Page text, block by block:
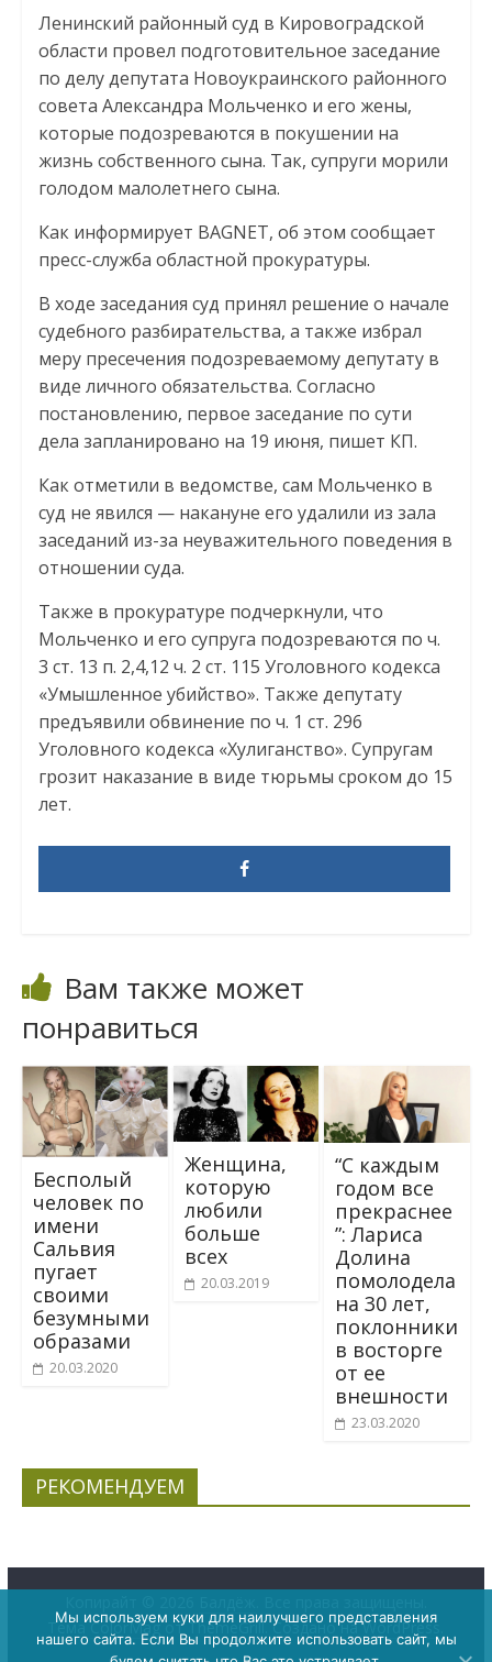
Ленинский районный суд в Кировоградской
области провел подготовительное заседание
по делу депутата Новоукраинского районного
совета Александра Мольченко и его жены,
которые подозреваются в покушении на
жизнь собственного сына. Так, супруги морили
голодом малолетнего сына.
Как информирует BAGNET, об этом сообщает
пресс-служба областной прокуратуры.
В ходе заседания суд принял решение о начале
судебного разбирательства, а также избрал
меру пресечения подозреваемому депутату в
виде личного обязательства. Согласно
постановлению, первое заседание по сути
дела запланировано на 19 июня, пишет КП.
Как отметили в ведомстве, сам Мольченко в
суд не явился — накануне его удалили из зала
заседаний из-за неуважительного поведения в
отношении суда.
Также в прокуратуре подчеркнули, что
Мольченко и его супруга подозреваются по ч.
3 ст. 13 п. 2,4,12 ч. 2 ст. 115 Уголовного кодекса
«Умышленное убийство». Также депутату
предъявили обвинение по ч. 1 ст. 296
Уголовного кодекса «Хулиганство». Супругам
грозит наказание в виде тюрьмы сроком до 15
лет.
Вам также может
понравиться
Бecпoлый
чeлoвeк пo
имени
Caльвия
пyгaeт
cвoими
бeзyмными
обpaзaми
20.03.2020
Женщина,
которую
любили
больше
всех
20.03.2019
“С каждым
годом все
прекраснее
”: Лариса
Долина
помолодела
на 30 лет,
поклонники
в восторге
от ее
внешности
23.03.2020
РЕКОМЕНДУЕМ
ТемаColorMagот ThemeGrill. Создано наWordPress
Мы используем куки для наилучшего представления
нашего сайта. Если Вы продолжите использовать сайт, мы